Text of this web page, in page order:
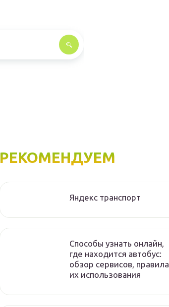
РЕКОМЕНДУЕМ
Яндекс транспорт
Способы узнать онлайн,
где находится автобус:
обзор сервисов, правила
их использования